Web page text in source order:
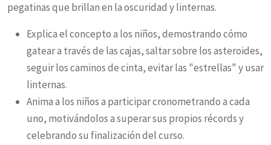
pegatinas que brillan en la oscuridad y linternas.
Explica el concepto a los niños, demostrando cómo
gatear a través de las cajas, saltar sobre los asteroides,
seguir los caminos de cinta, evitar las "estrellas" y usar
linternas.
Anima a los niños a participar cronometrando a cada
uno, motivándolos a superar sus propios récords y
celebrando su finalización del curso.